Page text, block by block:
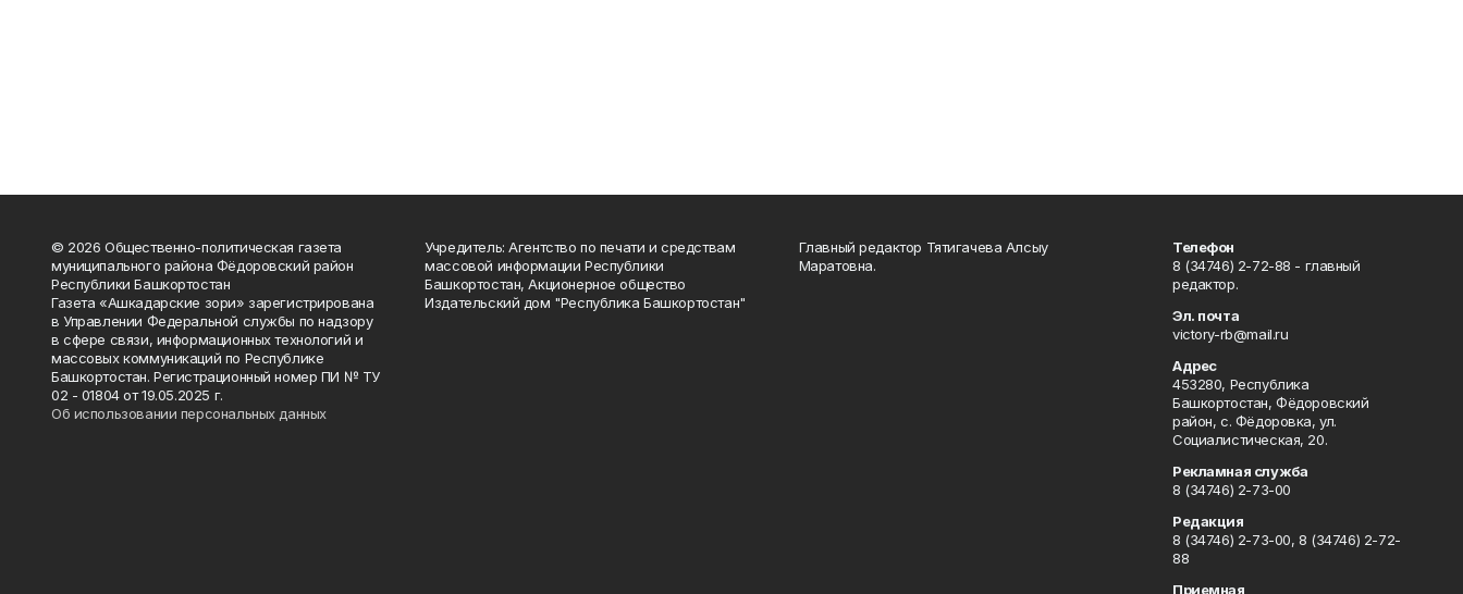
© 2026 Общественно-политическая газета
муниципального района Фёдоровский район
Республики Башкортостан
Газета «Ашкадарские зори» зарегистрирована
в Управлении Федеральной службы по надзору
в сфере связи, информационных технологий и
массовых коммуникаций по Республике
Башкортостан. Регистрационный номер ПИ № ТУ
02 - 01804 от 19.05.2025 г.
Об использовании персональных данных
Учредитель: Агентство по печати и средствам
массовой информации Республики
Башкортостан, Акционерное общество
Издательский дом "Республика Башкортостан"
Главный редактор Тятигачева Алсыу
Маратовна.
Телефон
8 (34746) 2-72-88 - главный
редактор.
Эл. почта
victory-rb@mail.ru
Адрес
453280, Республика
Башкортостан, Фёдоровский
район, с. Фёдоровка, ул.
Социалистическая, 20.
Рекламная служба
8 (34746) 2-73-00
Редакция
8 (34746) 2-73-00, 8 (34746) 2-72-
88
Приемная